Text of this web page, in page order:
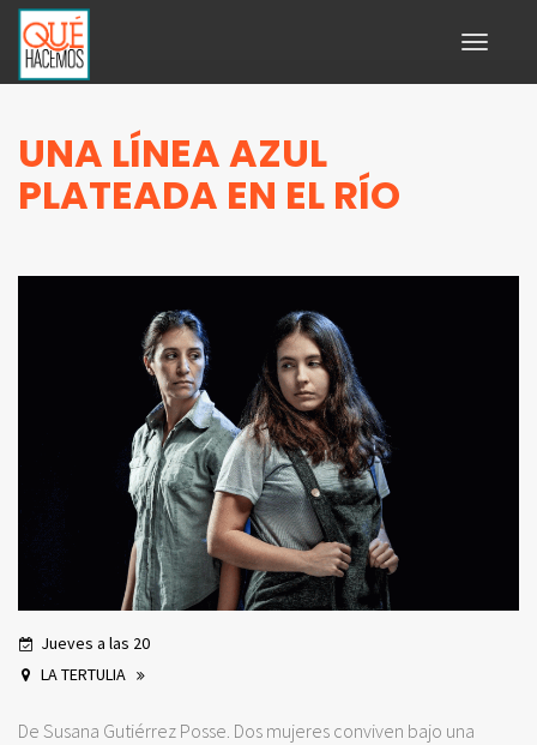
Toggle
UNA LÍNEA AZUL
PLATEADA EN EL RÍO
Jueves a las 20
LA TERTULIA
De Susana Gutiérrez Posse. Dos mujeres conviven bajo una